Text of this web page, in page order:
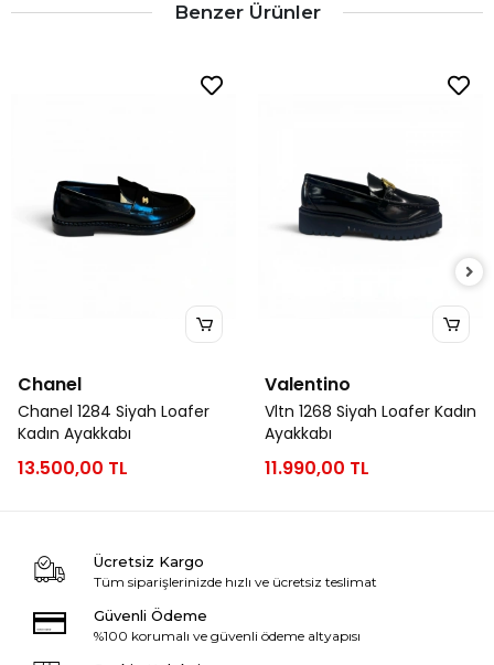
Benzer Ürünler
Chanel
Chanel 1284 Siyah Loafer
Kadın Ayakkabı
13.500,00 TL
Valentino
Vltn 1268 Siyah Loafer Kadın
Ayakkabı
11.990,00 TL
Ücretsiz Kargo
Tüm siparişlerinizde hızlı ve ücretsiz teslimat
Güvenli Ödeme
%100 korumalı ve güvenli ödeme altyapısı